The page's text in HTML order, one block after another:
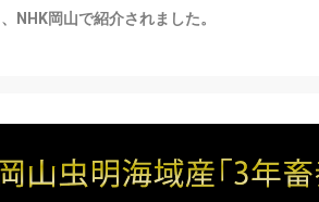
NHK岡山で紹介されました。